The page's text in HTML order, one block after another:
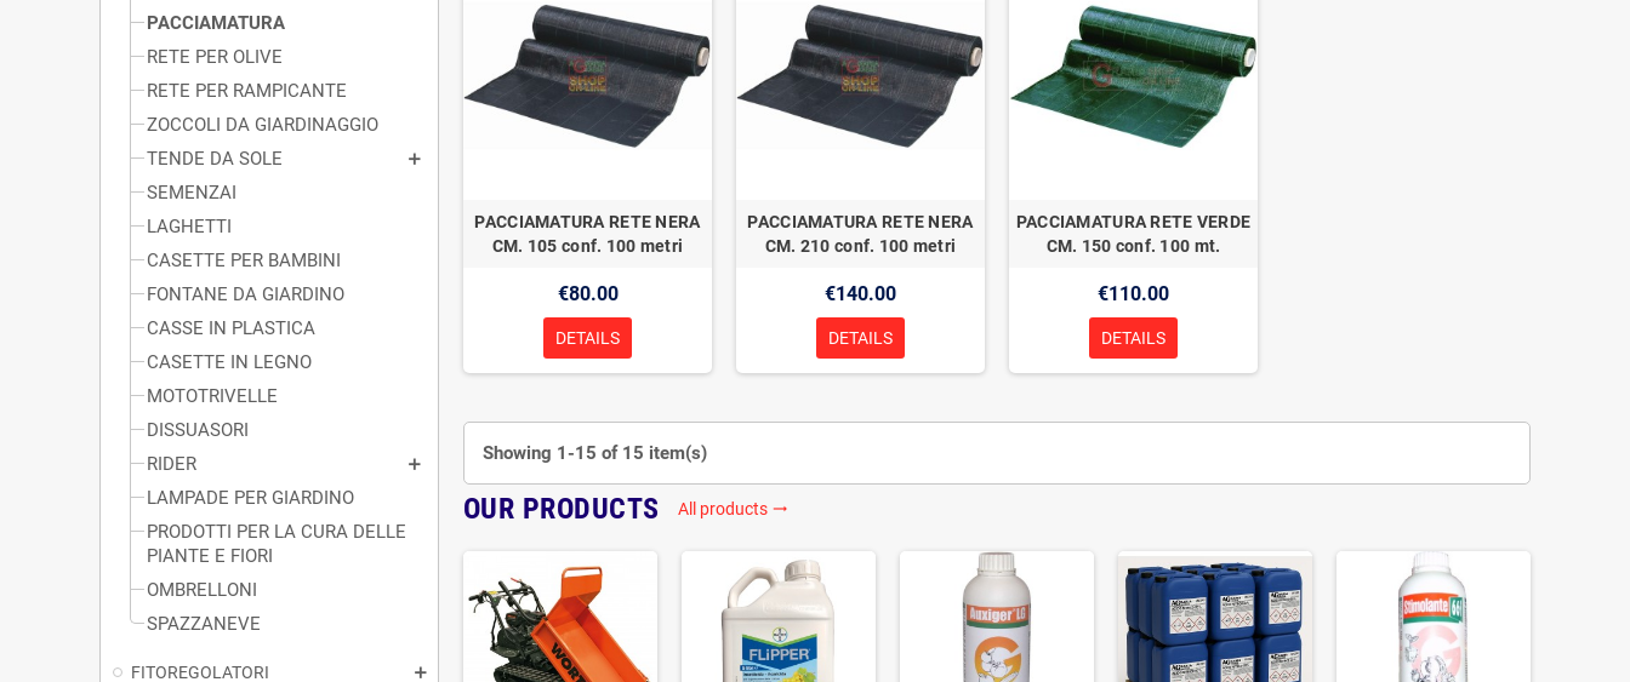
PACCIAMATURA
RETE PER OLIVE
RETE PER RAMPICANTE
ZOCCOLI DA GIARDINAGGIO
TENDE DA SOLE
SEMENZAI
LAGHETTI
CASETTE PER BAMBINI
FONTANE DA GIARDINO
CASSE IN PLASTICA
CASETTE IN LEGNO
MOTOTRIVELLE
DISSUASORI
RIDER
LAMPADE PER GIARDINO
PRODOTTI PER LA CURA DELLE
PIANTE E FIORI
OMBRELLONI
SPAZZANEVE
FITOREGOLATORI
PACCIAMATURA RETE NERA
CM. 105 conf. 100 metri
€80.00
DETAILS
PACCIAMATURA RETE NERA
CM. 210 conf. 100 metri
€140.00
DETAILS
PACCIAMATURA RETE VERDE
CM. 150 conf. 100 mt.
€110.00
DETAILS
Showing 1-15 of 15 item(s)
OUR PRODUCTS All products trending_flat